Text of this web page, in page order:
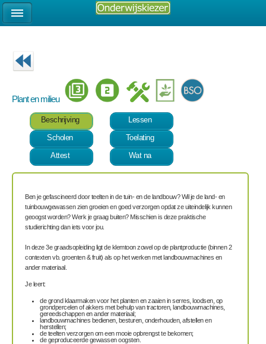
Plant en milieu
Beschrijving
Lessen
Scholen
Toelating
Attest
Wat na
Ben je gefascineerd door teelten in de tuin- en de landbouw? Wil je de land- en
tuinbouwgewassen zien groeien en goed verzorgen opdat ze uiteindelijk kunnen
geoogst worden? Werk je graag buiten? Misschien is deze praktische
studierichting dan iets voor jou.
In deze 3e graadsopleiding ligt de klemtoon zowel op de plantproductie (binnen 2
contexten vb. groenten & fruit) als op het werken met landbouwmachines en
ander materiaal.
Je leert:
de grond klaarmaken voor het planten en zaaien in serres, loodsen, op
grondpercelen of akkers met behulp van tractoren, landbouwmachines,
gereedschappen en ander materiaal;
landbouwmachines bedienen, besturen, onderhouden, afstellen en
herstellen;
de teelten verzorgen om een mooie opbrengst te bekomen;
de geproduceerde gewassen oogsten.